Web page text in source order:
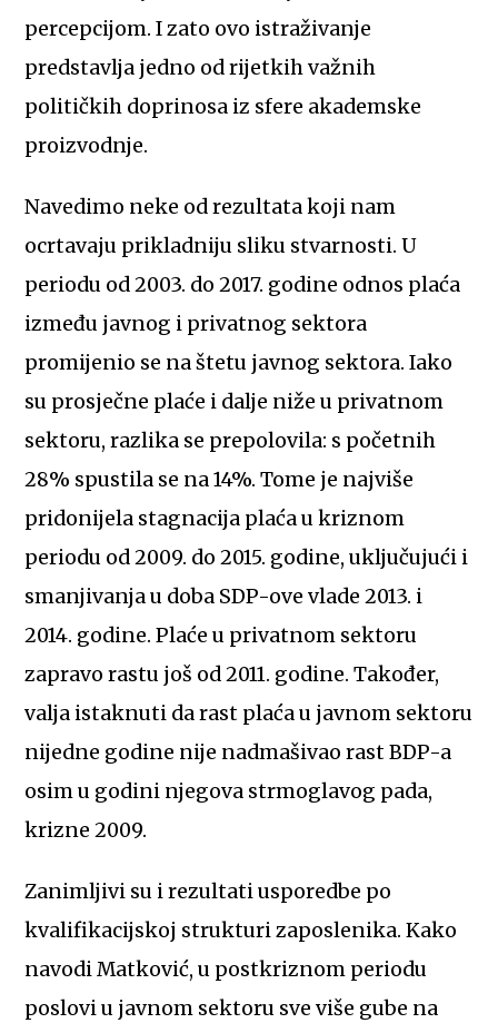
percepcijom. I zato ovo istraživanje
predstavlja jedno od rijetkih važnih
političkih doprinosa iz sfere akademske
proizvodnje.
Navedimo neke od rezultata koji nam
ocrtavaju prikladniju sliku stvarnosti. U
periodu od 2003. do 2017. godine odnos plaća
između javnog i privatnog sektora
promijenio se na štetu javnog sektora. Iako
su prosječne plaće i dalje niže u privatnom
sektoru, razlika se prepolovila: s početnih
28% spustila se na 14%. Tome je najviše
pridonijela stagnacija plaća u kriznom
periodu od 2009. do 2015. godine, uključujući i
smanjivanja u doba SDP-ove vlade 2013. i
2014. godine. Plaće u privatnom sektoru
zapravo rastu još od 2011. godine. Također,
valja istaknuti da rast plaća u javnom sektoru
nijedne godine nije nadmašivao rast BDP-a
osim u godini njegova strmoglavog pada,
krizne 2009.
Zanimljivi su i rezultati usporedbe po
kvalifikacijskoj strukturi zaposlenika. Kako
navodi Matković, u postkriznom periodu
poslovi u javnom sektoru sve više gube na